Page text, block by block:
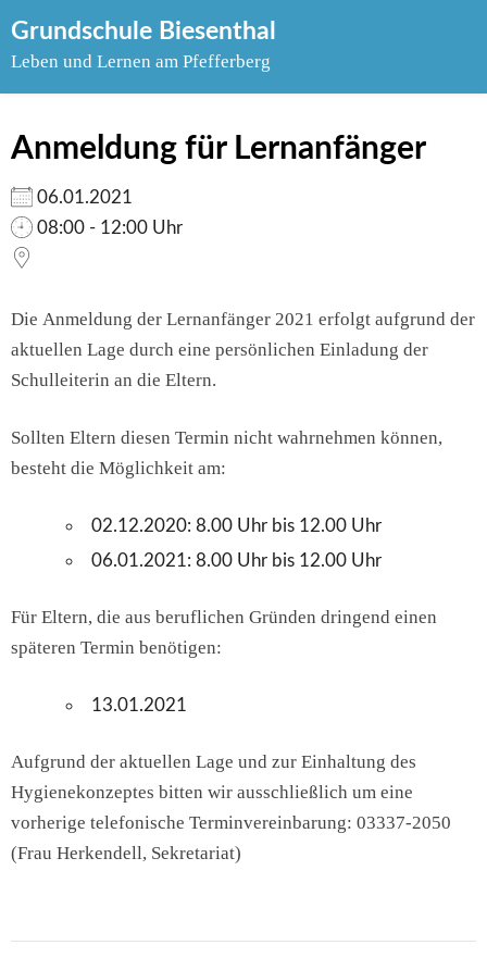
to
Grundschule Biesenthal
Leben und Lernen am Pfefferberg
Anmeldung für Lernanfänger
06.01.2021
08:00 - 12:00 Uhr
Die Anmeldung der Lernanfänger 2021 erfolgt aufgrund der
aktuellen Lage durch eine persönlichen Einladung der
Schulleiterin an die Eltern.
Sollten Eltern diesen Termin nicht wahrnehmen können,
besteht die Möglichkeit am:
02.12.2020: 8.00 Uhr bis 12.00 Uhr
06.01.2021: 8.00 Uhr bis 12.00 Uhr
Für Eltern, die aus beruflichen Gründen dringend einen
späteren Termin benötigen:
13.01.2021
Aufgrund der aktuellen Lage und zur Einhaltung des
Hygienekonzeptes bitten wir ausschließlich um eine
vorherige telefonische Terminvereinbarung: 03337-2050
(Frau Herkendell, Sekretariat)